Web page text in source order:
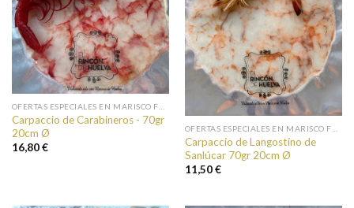
Carpaccio de Carabineros - 70gr
20cm Ø
16,80 €
OFERTAS ESPECIALES EN MARISCO FRESCO
Carpaccio de Langostino de
Sanlúcar 70gr 20cm Ø
11,50 €